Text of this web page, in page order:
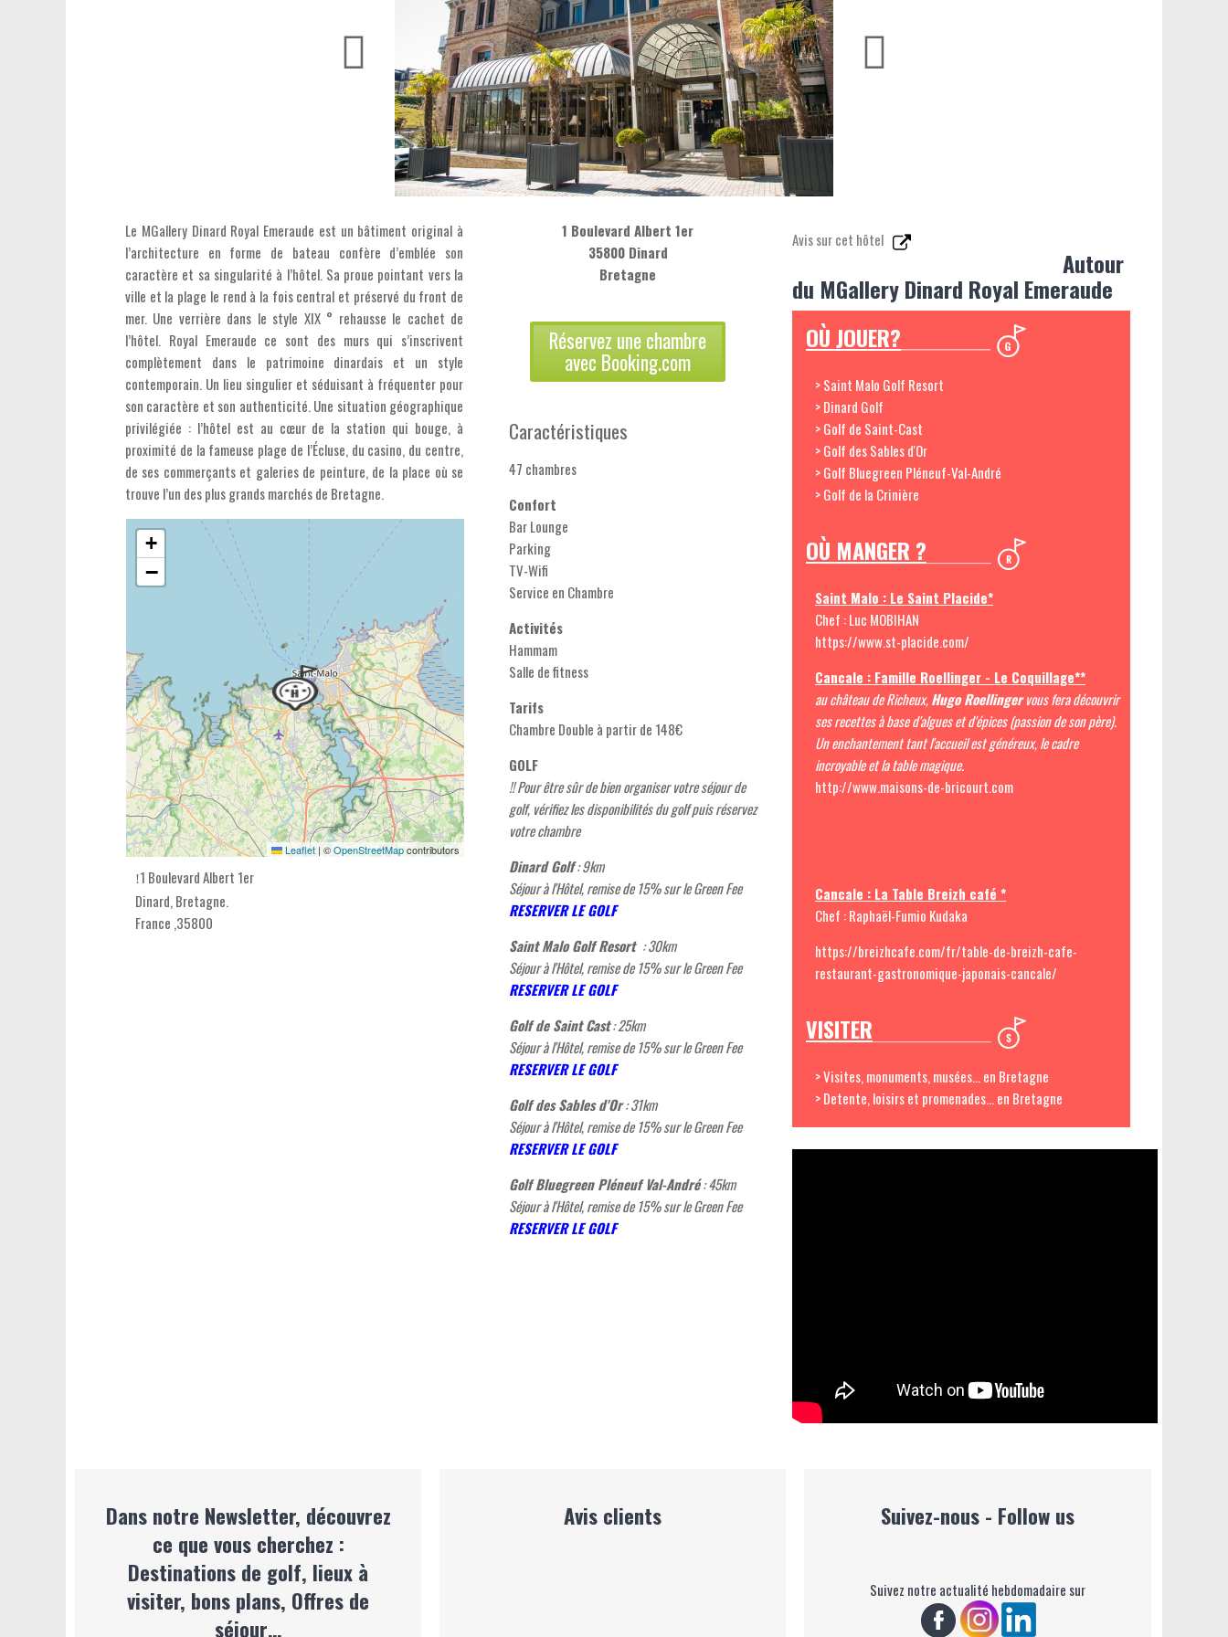
Le MGallery Dinard Royal Emeraude est un bâtiment original à
l’architecture en forme de bateau confère d’emblée son
caractère et sa singularité à l’hôtel. Sa proue pointant vers la
ville et la plage le rend à la fois central et préservé du front de
mer. Une verrière dans le style XIX ° rehausse le cachet de
l’hôtel. Royal Emeraude ce sont des murs qui s’inscrivent
complètement dans le patrimoine dinardais et un style
contemporain. Un lieu singulier et séduisant à fréquenter pour
son caractère et son authenticité. Une situation géographique
privilégiée : l’hôtel est au cœur de la station qui bouge, à
proximité de la fameuse plage de l’Écluse, du casino, du centre,
de ses commerçants et galeries de peinture, de la place où se
trouve l’un des plus grands marchés de Bretagne.
+
−
Leaflet | ©OpenStreetMapcontributors
1 Boulevard Albert 1er
Dinard, Bretagne.
France ,35800
1 Boulevard Albert 1er
35800 Dinard
Bretagne
Réservez une chambre
avec Booking.com
Caractéristiques
47 chambres
Confort
Bar Lounge
Parking
TV-Wifi
Service en Chambre
Activités
Hammam
Salle de fitness
Tarifs
Chambre Double à partir de 148€
GOLF
!! Pour être sûr de bien organiser votre séjour de
golf, vérifiez les disponibilités du golf puis réservez
votre chambre
Dinard Golf: 9km
Séjour à l'Hôtel, remise de 15% sur le Green Fee
RESERVER LE GOLF
Saint Malo Golf Resort : 30km
Séjour à l'Hôtel, remise de 15% sur le Green Fee
RESERVER LE GOLF
Golf de Saint Cast: 25km
Séjour à l'Hôtel, remise de 15% sur le Green Fee
RESERVER LE GOLF
Golf des Sables d'Or: 31km
Séjour à l'Hôtel, remise de 15% sur le Green Fee
RESERVER LE GOLF
Golf Bluegreen Pléneuf Val-André: 45km
Séjour à l'Hôtel, remise de 15% sur le Green Fee
RESERVER LE GOLF
Avis sur cet hôtel
Autour
du MGallery Dinard Royal Emeraude
OÙ JOUER?
> Saint Malo Golf Resort
> Dinard Golf
> Golf de Saint-Cast
> Golf des Sables d'Or
> Golf Bluegreen Pléneuf-Val-André
> Golf de la Crinière
OÙ MANGER ?
Saint Malo : Le Saint Placide*
Chef : Luc MOBIHAN
https://www.st-placide.com/
Cancale : Famille Roellinger - Le Coquillage**
au château de Richeux,Hugo Roellingervous fera découvrir
ses recettes à base d'algues et d'épices (passion de son père).
Un enchantement tant l'accueil est généreux, le cadre
incroyable et la table magique.
http://www.maisons-de-bricourt.com
Cancale : La Table Breizh café *
Chef : Raphaël-Fumio Kudaka
https://breizhcafe.com/fr/table-de-breizh-cafe-
restaurant-gastronomique-japonais-cancale/
VISITER
> Visites, monuments, musées... en Bretagne
> Detente, loisirs et promenades... en Bretagne
Dans notre Newsletter, découvrez
ce que vous cherchez :
Destinations de golf, lieux à
visiter, bons plans, Offres de
séjour…
Avis clients Suivez-nous - Follow us
Suivez notre actualité hebdomadaire sur